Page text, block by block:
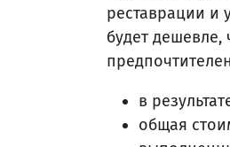
реставрации и
будет
в
общая